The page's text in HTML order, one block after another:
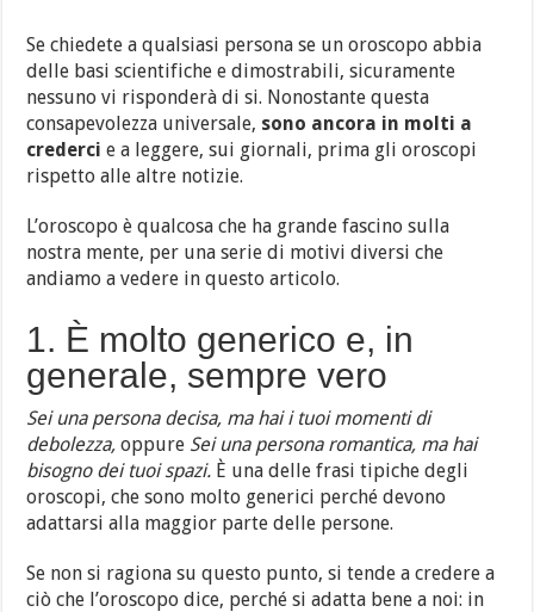
Se chiedete a qualsiasi persona se un oroscopo abbia
delle basi scientifiche e dimostrabili, sicuramente
nessuno vi risponderà di si. Nonostante questa
consapevolezza universale, sono ancora in molti a
credercie a leggere, sui giornali, prima gli oroscopi
rispetto alle altre notizie.
L’oroscopo è qualcosa che ha grande fascino sulla
nostra mente, per una serie di motivi diversi che
andiamo a vedere in questo articolo.
1. È molto generico e, in
generale, sempre vero
Sei una persona decisa, ma hai i tuoi momenti di
debolezza,oppure Sei una persona romantica, ma hai
bisogno dei tuoi spazi. È una delle frasi tipiche degli
oroscopi, che sono molto generici perché devono
adattarsi alla maggior parte delle persone.
Se non si ragiona su questo punto, si tende a credere a
ciò che l’oroscopo dice, perché si adatta bene a noi: in